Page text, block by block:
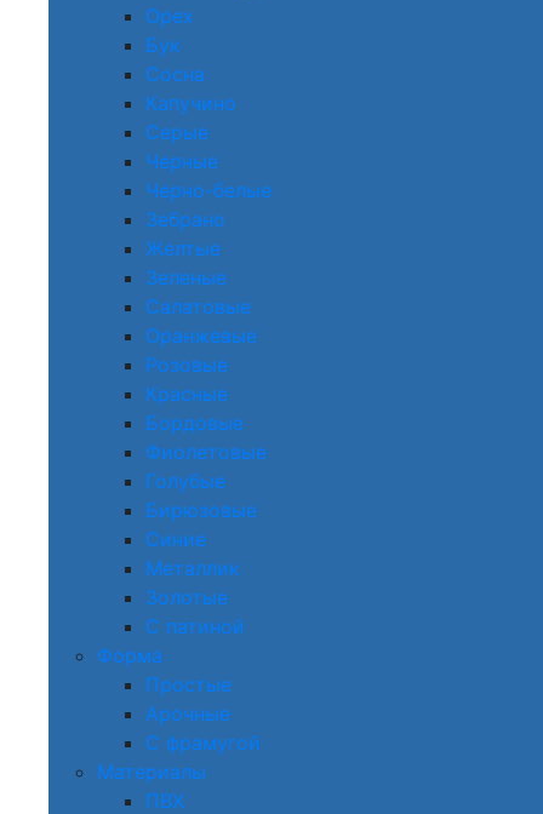
Орех
Бук
Сосна
Капучино
Серые
Черные
Черно-белые
Зебрано
Желтые
Зеленые
Салатовые
Оранжевые
Розовые
Красные
Бордовые
Фиолетовые
Голубые
Бирюзовые
Синие
Металлик
Золотые
С патиной
Форма
Простые
Арочные
С фрамугой
Материалы
ПВХ